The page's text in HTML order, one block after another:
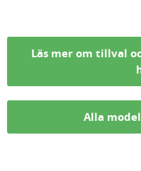
Läs mer om tillval
Alla